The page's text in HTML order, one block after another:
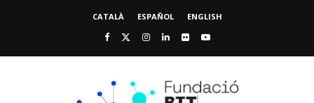
CATALÀ ESPAÑOL ENGLISH